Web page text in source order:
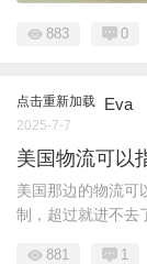
883 0
点击重新加载 Eva
2025-7-7
美国物流可以
美国那边的物流可
制，超过就进不去
881 1